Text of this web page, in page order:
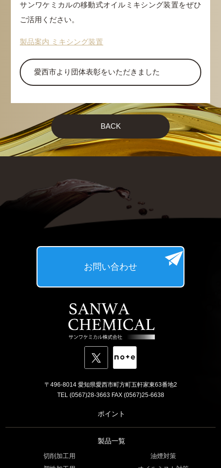
サンワケミカルの移動式オイルミキシング装置をぜひ
ご活用ください。
製品案内 ミキシング装置
愛西市より団体表彰をいただきました
BACK
お問い合わせ
〒496-8014 愛知県愛西市町方町五軒家東63番地2
TEL (0567)28-3663 FAX (0567)25-6638
ポイント
製品一覧
切削加工用
油煙対策